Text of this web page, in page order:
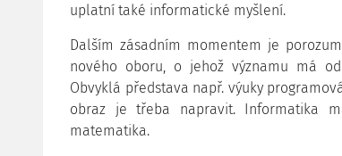
uplatní také informatické myšlení.
Dalším zásadním momentem je
nového oboru, o jehož významu má
Obvyklá představa např. výuky
obraz je třeba napravit. Informatika
matematika.